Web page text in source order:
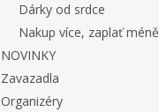
Dárky od srdce
Nakup více, zaplať méně
NOVINKY
Zavazadla
Organizéry